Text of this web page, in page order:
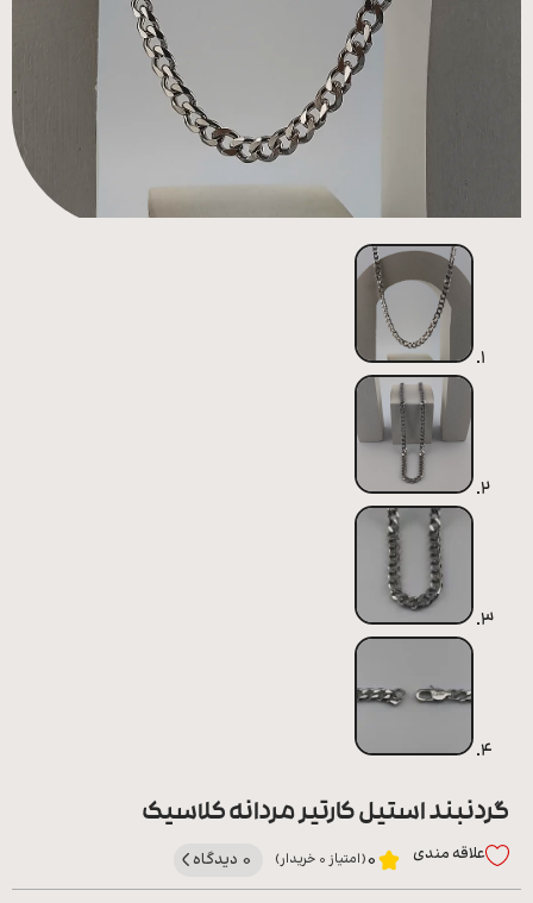
محصولات
گردنبند استیل کارتیر مردانه کلاسیک
علاقه‌ مندی 0(امتیاز 0 خریدار) 0 دیدگاه